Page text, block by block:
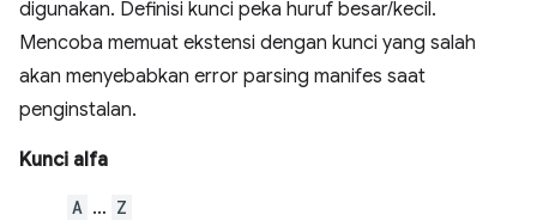
digunakan. Definisi kunci peka huruf besar/kecil.
Mencoba memuat ekstensi dengan kunci yang salah
akan menyebabkan error parsing manifes saat
penginstalan.
Kunci alfa
A … Z